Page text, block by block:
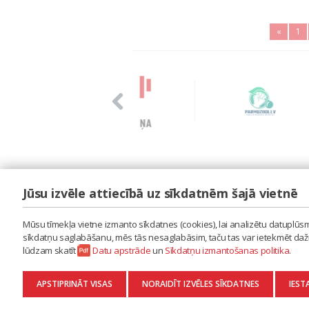
« 1
LAIPA
ES RADU MŪZIKU
AKTUALITĀTES
KONTAKTI
SĪKDATŅU IZMANTOŠANAS POLITIKA
DATU APSTRĀDE
Jūsu izvēle attiecībā uz sīkdatnēm šajā vietnē
Mūsu tīmekļa vietne izmanto sīkdatnes (cookies), lai analizētu
sīkdatņu saglabāšanu, mēs tās nesaglabāsim, taču tas var ietekmēt
lūdzam skatīt
Datu apstrādeun Sīkdatņu izmantošanas politika.
APSTIPRINĀT VISAS NORAIDĪT IZVĒLES SĪKDATNES